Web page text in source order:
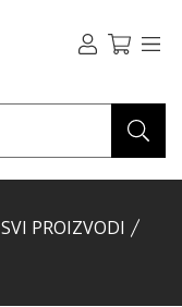
SVI PROIZVODI